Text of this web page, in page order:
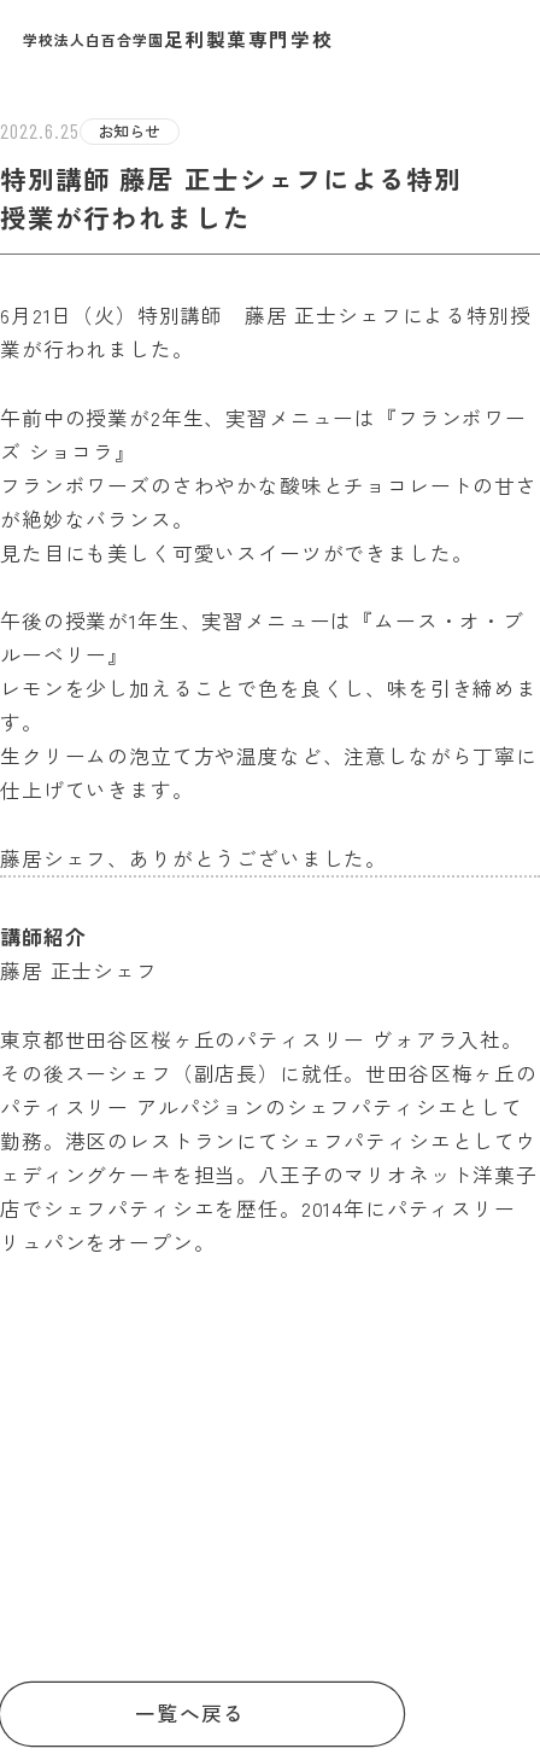
学校法人白百合学園足利製菓専門学校
2022.6.25 お知らせ
特別講師 藤居 正士シェフによる特別
授業が行われました
6月21日（火）特別講師 藤居 正士シェフによる特別授
業が行われました。
午前中の授業が2年生、実習メニューは『フランボワー
ズ ショコラ』
フランボワーズのさわやかな酸味とチョコレートの甘さ
が絶妙なバランス。
見た目にも美しく可愛いスイーツができました。
午後の授業が1年生、実習メニューは『ムース・オ・ブ
ルーベリー』
レモンを少し加えることで色を良くし、味を引き締めま
す。
生クリームの泡立て方や温度など、注意しながら丁寧に
仕上げていきます。
藤居シェフ、ありがとうございました。
講師紹介
藤居 正士シェフ
東京都世田谷区桜ヶ丘のパティスリー ヴォアラ入社。
その後スーシェフ（副店長）に就任。世田谷区梅ヶ丘の
パティスリー アルパジョンのシェフパティシエとして
勤務。港区のレストランにてシェフパティシエとしてウ
ェディングケーキを担当。八王子のマリオネット洋菓子
店でシェフパティシエを歴任。2014年にパティスリー
リュパンをオープン。
一覧へ戻る